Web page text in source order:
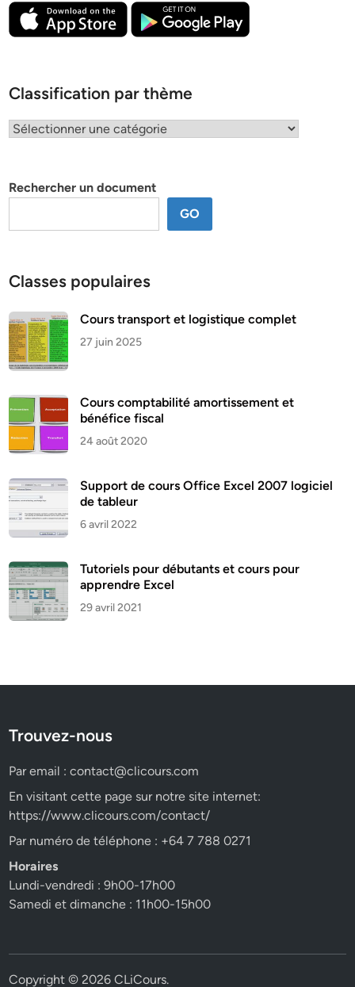
Classification par thème
Classification
Rechercher un document
GO
Classes populaires
Cours transport et logistique complet
27 juin 2025
Cours comptabilité amortissement et
bénéfice fiscal
24 août 2020
Support de cours Office Excel 2007 logiciel
de tableur
6 avril 2022
Tutoriels pour débutants et cours pour
apprendre Excel
29 avril 2021
Trouvez-nous
Par email :contact@clicours.com
En visitant cette page sur notre site internet:
https://www.clicours.com/contact/
Par numéro de téléphone : +64 7 788 0271
Horaires
Lundi-vendredi : 9h00-17h00
Samedi et dimanche : 11h00-15h00
Copyright © 2026CLiCours.